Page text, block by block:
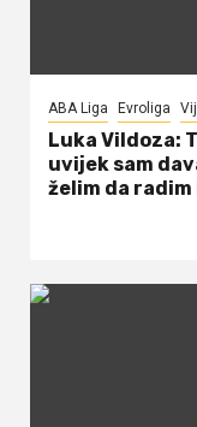
ABA Liga Evroliga
Luka Vildoza:
uvijek sam
želim da